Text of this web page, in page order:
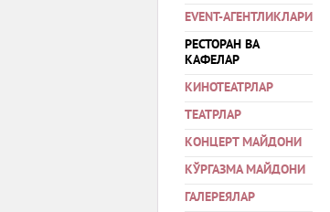
EVENT-АГЕНТЛИКЛАРИ
РЕСТОРАН ВА
КАФЕЛАР
КИНОТЕАТРЛАР
ТЕАТРЛАР
КОНЦЕРТ МАЙДОНИ
КЎРГАЗМА МАЙДОНИ
ГАЛЕРЕЯЛАР